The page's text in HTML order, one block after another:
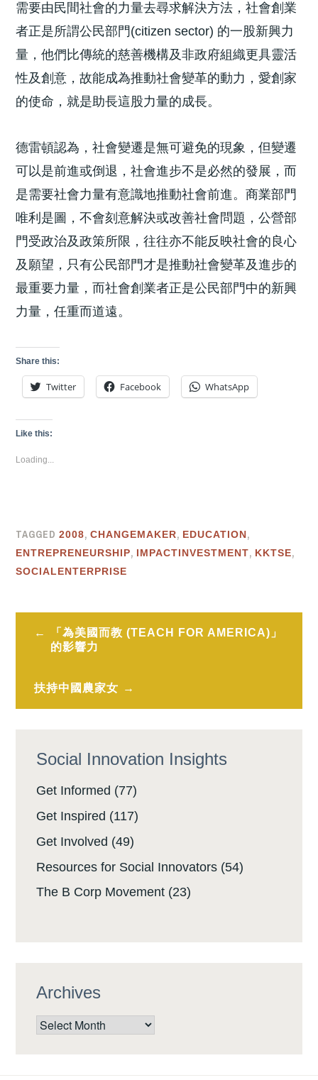
需要由民間社會的力量去尋求解決方法，社會創業
者正是所謂公民部門(citizen sector) 的一股新興力
量，他們比傳統的慈善機構及非政府組織更具靈活
性及創意，故能成為推動社會變革的動力，愛創家
的使命，就是助長這股力量的成長。
德雷頓認為，社會變遷是無可避免的現象，但變遷
可以是前進或倒退，社會進步不是必然的發展，而
是需要社會力量有意識地推動社會前進。商業部門
唯利是圖，不會刻意解決或改善社會問題，公營部
門受政治及政策所限，往往亦不能反映社會的良心
及願望，只有公民部門才是推動社會變革及進步的
最重要力量，而社會創業者正是公民部門中的新興
力量，任重而道遠。
Share this:
Twitter Facebook WhatsApp
Like this:
Loading...
TAGGED2008,CHANGEMAKER, EDUCATION,
ENTREPRENEURSHIP, IMPACTINVESTMENT, KKTSE,
SOCIALENTERPRISE
Post
navigation
「為美國而教 (TEACH FOR AMERICA)」
的影響力
扶持中國農家女
Social Innovation Insights
Get Informed (77)
Get Inspired (117)
Get Involved (49)
Resources for Social Innovators (54)
The B Corp Movement (23)
Archives
Archives